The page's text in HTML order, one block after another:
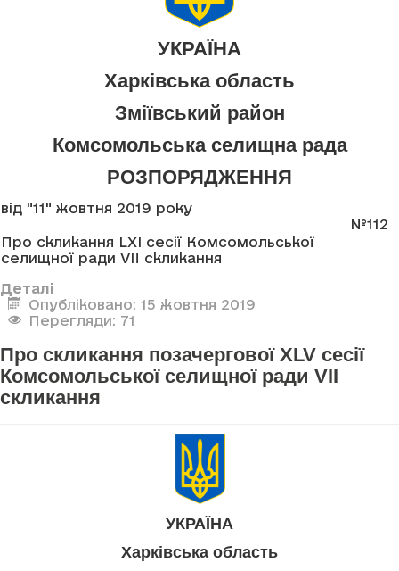
УКРАЇНА
Харківська область
Зміївський район
Комсомольська селищна рада
РОЗПОРЯДЖЕННЯ
від "11" жовтня 2019 року
№112
Про скликання LXI сесії Комсомольської
селищної ради VII скликання
Деталі
Опубліковано: 15 жовтня 2019
Перегляди: 71
Про скликання позачергової XLV сесії
Комсомольської селищної ради VII
скликання
УКРАЇНА
Харківська область